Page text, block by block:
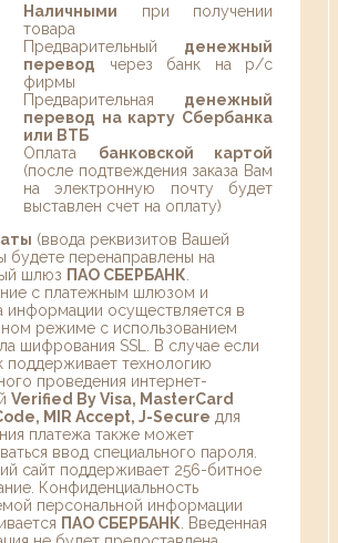
Наличными при получении
товара
Предварительный денежный
перевод через банк на р/с
фирмы
Предварительная денежный
перевод на карту Сбербанка
или ВТБ
Оплата банковской картой
(после подтвеждения заказа Вам
на электронную почту будет
выставлен счет на оплату)
(ввода реквизитов Вашей
будете перенаправлены на
шлюз ПАО СБЕРБАНК
с платежным шлюзом и
информации осуществляется в
режиме с использованием
шифрования SSL. В случае если
поддерживает технологию
проведения интернет-
Verified By Visa, MasterCard
MIR Accept, J-Secure для
платежа также может
ввод специального пароля.
сайт поддерживает 256-битное
Конфиденциальность
персональной информации
ПАО СБЕРБАНК . Введенная